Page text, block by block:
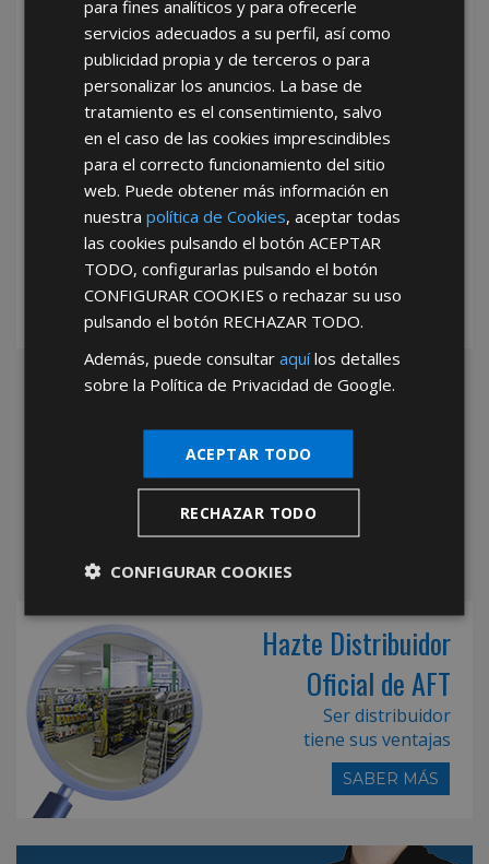
He leído y acepto laPolítica de Privacidad
*Abstenerse particulares, sólo venta a tiendas y empresas minoristas y
mayoristas.
Hazte Distribuidor
Oficial de AFT
Ser distribuidor
tiene sus ventajas
SABER MÁS
para fines analíticos y para ofrecerle
servicios adecuados a su perfil, así como
publicidad propia y de terceros o para
personalizar los anuncios. La base de
tratamiento es el consentimiento, salvo
en el caso de las cookies imprescindibles
para el correcto funcionamiento del sitio
web. Puede obtener más información en
nuestrapolítica de Cookies, aceptar todas
las cookies pulsando el botónACEPTAR
TODO, configurarlas pulsando el botón
CONFIGURAR COOKIES o rechazar su uso
pulsando el botón RECHAZAR TODO.
Además, puede consultaraquílos detalles
sobre la Política de Privacidad de Google.
ACEPTAR TODO
RECHAZAR TODO
CONFIGURAR COOKIES